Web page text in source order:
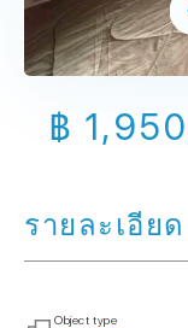
฿
รายละเอียด
Object type